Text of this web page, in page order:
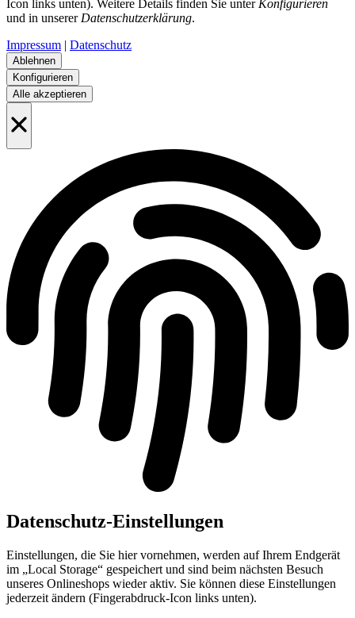
Icon links unten). Weitere Details finden Sie unter Konfigurieren
und in unserer Datenschutzerklärung.
Impressum | Datenschutz
Ablehnen
Konfigurieren
Alle akzeptieren
Datenschutz-Einstellungen
Einstellungen, die Sie hier vornehmen, werden auf Ihrem Endgerät
im „Local Storage“ gespeichert und sind beim nächsten Besuch
unseres Onlineshops wieder aktiv. Sie können diese Einstellungen
jederzeit ändern (Fingerabdruck-Icon links unten).